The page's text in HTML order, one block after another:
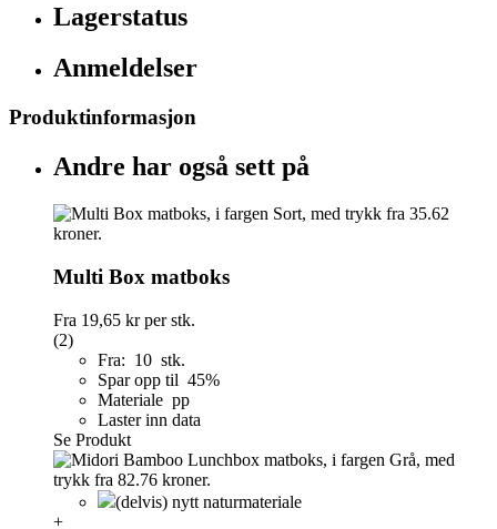
Lagerstatus
Anmeldelser
Produktinformasjon
Andre har også sett på
Multi Box matboks
Fra 19,65 krper stk.
(2)
Fra: 10 stk.
Spar opp til 45%
Materiale pp
Laster inn data
Se Produkt
(delvis) nytt naturmateriale
+